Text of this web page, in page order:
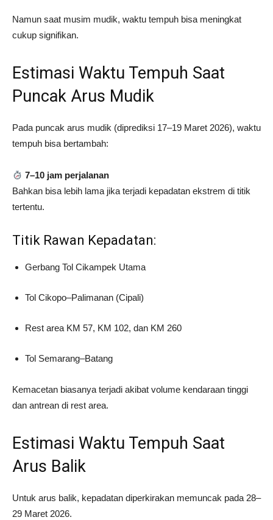
Namun saat musim mudik, waktu tempuh bisa meningkat
cukup signifikan.
Estimasi Waktu Tempuh Saat
Puncak Arus Mudik
Pada puncak arus mudik (diprediksi 17–19 Maret 2026), waktu
tempuh bisa bertambah:
7–10 jam perjalanan
Bahkan bisa lebih lama jika terjadi kepadatan ekstrem di titik
tertentu.
Titik Rawan Kepadatan:
Gerbang Tol Cikampek Utama
Tol Cikopo–Palimanan (Cipali)
Rest area KM 57, KM 102, dan KM 260
Tol Semarang–Batang
Kemacetan biasanya terjadi akibat volume kendaraan tinggi
dan antrean di rest area.
Estimasi Waktu Tempuh Saat
Arus Balik
Untuk arus balik, kepadatan diperkirakan memuncak pada 28–
29 Maret 2026.